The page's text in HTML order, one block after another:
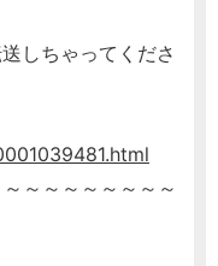
しちゃってくださ
～～～～～～～～